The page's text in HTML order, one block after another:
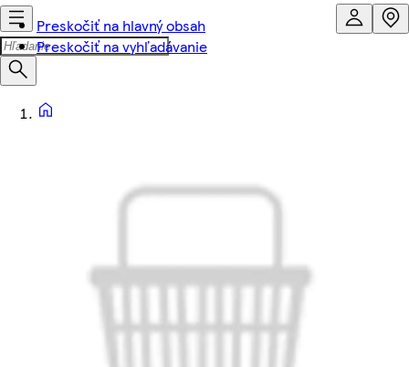
Preskočiť na hlavný obsah
Preskočiť na vyhľadávanie